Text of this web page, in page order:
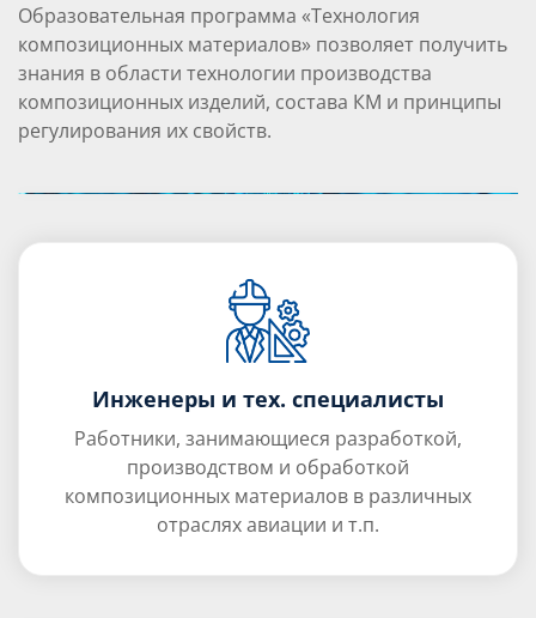
Образовательная программа «Технология
композиционных материалов» позволяет получить
знания в области технологии производства
композиционных изделий, состава КМ и принципы
регулирования их свойств.
Инженеры и тех. специалисты
Работники, занимающиеся разработкой,
производством и обработкой
композиционных материалов в различных
отраслях авиации и т.п.